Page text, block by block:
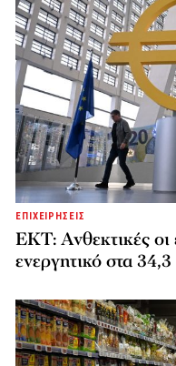
ΕΠΙΧΕΙΡΗΣΕΙΣ
ΕΚΤ: Ανθεκτικές οι
ενεργητικό στα